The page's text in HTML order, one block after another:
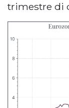
trimestre di